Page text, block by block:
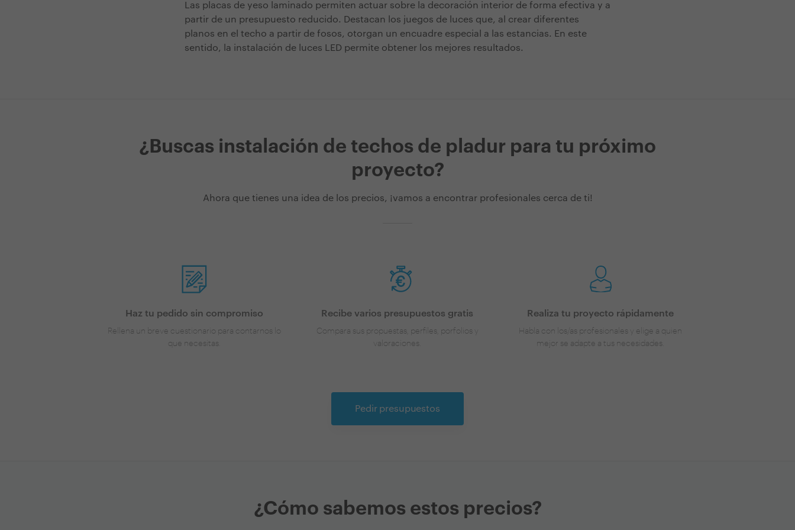
Las placas de yeso laminado permiten actuar sobre la decoración interior de forma efectiva y a
partir de un presupuesto reducido. Destacan los juegos de luces que, al crear diferentes
planos en el techo a partir de fosos, otorgan un encuadre especial a las estancias. En este
sentido, la instalación de luces LED permite obtener los mejores resultados.
¿Buscas instalación de techos de pladur para tu próximo
proyecto?
Ahora que tienes una idea de los precios, ¡vamos a encontrar profesionales cerca de ti!
Haz tu pedido sin compromiso
Rellena un breve cuestionario para contarnos lo
que necesitas.
Recibe varios presupuestos gratis
Compara sus propuestas, perfiles, porfolios y
valoraciones.
Realiza tu proyecto rápidamente
Habla con los/as profesionales y elige a quien
mejor se adapte a tus necesidades.
Pedir presupuestos
¿Cómo sabemos estos precios?